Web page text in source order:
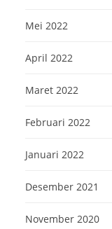
Mei 2022
April 2022
Maret 2022
Februari 2022
Januari 2022
Desember 2021
November 2020